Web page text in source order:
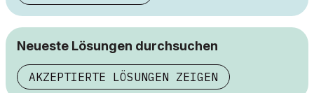
Neueste Lösungen durchsuchen
AKZEPTIERTE LÖSUNGEN ZEIGEN